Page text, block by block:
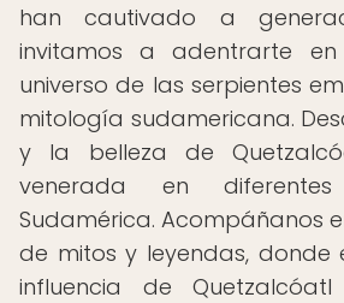
han cautivado a
invitamos a adentrarte
universo de las serpientes
mitología sudamericana.
y la belleza de
venerada en
Sudamérica. Acompáñanos
de mitos y leyendas, donde
influencia de